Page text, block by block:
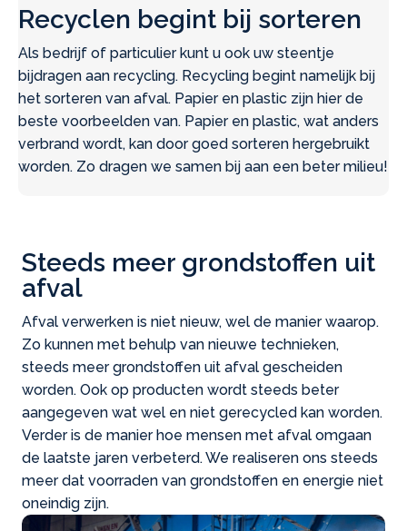
Recyclen begint bij sorteren
Als bedrijf of particulier kunt u ook uw steentje
bijdragen aan recycling. Recycling begint namelijk bij
het sorteren van afval. Papier en plastic zijn hier de
beste voorbeelden van. Papier en plastic, wat anders
verbrand wordt, kan door goed sorteren hergebruikt
worden. Zo dragen we samen bij aan een beter milieu!
Steeds meer grondstoffen uit
afval
Afval verwerken is niet nieuw, wel de manier waarop.
Zo kunnen met behulp van nieuwe technieken,
steeds meer grondstoffen uit afval gescheiden
worden. Ook op producten wordt steeds beter
aangegeven wat wel en niet gerecycled kan worden.
Verder is de manier hoe mensen met afval omgaan
de laatste jaren verbeterd. We realiseren ons steeds
meer dat voorraden van grondstoffen en energie niet
oneindig zijn.